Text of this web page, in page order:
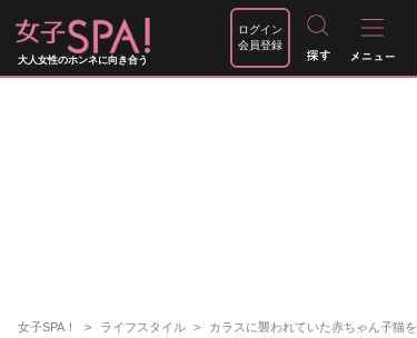
大人女性のホンネに向き合う
ログイン
会員登録
女子SPA！ ライフスタイル
カラスに襲われていた赤ちゃん子猫を